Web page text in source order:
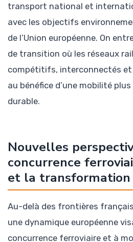
transport national et
avec les objectifs
de l’Union européenne. On
de transition où les réseaux
compétitifs, interconnectés et
au bénéfice d’une mobilité
durable.
Nouvelles
concurrence
et la transformation
Au-delà des frontières
une dynamique européenne
concurrence ferroviaire et à